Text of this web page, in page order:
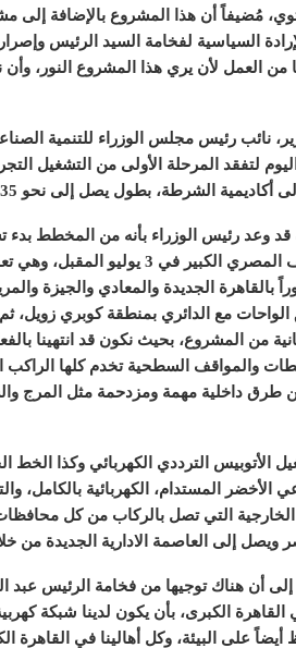
مُضيفاً أن هذا المشروع بالإضافة إلى
الإرادة السياسية لفخامة السيد الرئيس
العمل لأن يري هذا المشروع النور، وأن
نائب رئيس مجلس الوزراء للتنمية
لتفقد المرحلة الأولى من التشغيل
بطول يصل إلى نحو 35 كم، بما يوازي ثلث هذا المشروع.
قد وعد رئيس الوزراء بأنه من المخطط بدء
الأتوبيس الترددي قبل افتتاح المتحف
بالقاهرة الجديدة والمعادي والجيزة
مع الدائري بمنطقة كوبري
والمواقف السطحية تخدم كلها
من طرق داخلية مهمة ومزدحمة مثل المرج
الأتوبيس الترددي الكهربائي وكذا الخط
المستدام، الكهربائية بالكامل،
الخارجية التي تصل بالركاب من كل
إلى العاصمة الادارية الجديدة من
أن هناك توجيها من فخامة الرئيس عبد
الكبرى، بأن يكون لدينا شبكة
أيضاً على البيئة، وكل أهالينا في القاهرة